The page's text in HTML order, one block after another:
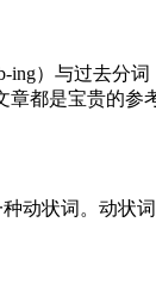
ing）与过去分
都是宝贵的参
动状词。动状